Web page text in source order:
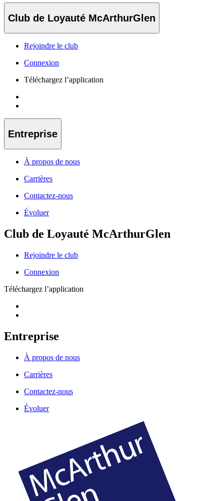
Club de Loyauté McArthurGlen
Rejoindre le club
Connexion
Téléchargez l’application
Entreprise
À propos de nous
Carrières
Contactez-nous
Évoluer
Club de Loyauté McArthurGlen
Rejoindre le club
Connexion
Téléchargez l’application
Entreprise
À propos de nous
Carrières
Contactez-nous
Évoluer